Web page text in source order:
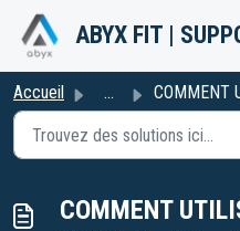
Passer au contenu principal
ABYX FIT |
Accueil ... COMMENT UTILISER
COMMENT